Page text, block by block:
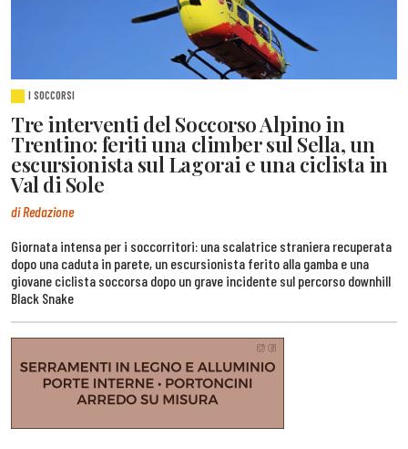
I SOCCORSI
Tre interventi del Soccorso Alpino in
Trentino: feriti una climber sul Sella, un
escursionista sul Lagorai e una ciclista in
Val di Sole
di Redazione
Giornata intensa per i soccorritori: una scalatrice straniera recuperata
dopo una caduta in parete, un escursionista ferito alla gamba e una
giovane ciclista soccorsa dopo un grave incidente sul percorso downhill
Black Snake